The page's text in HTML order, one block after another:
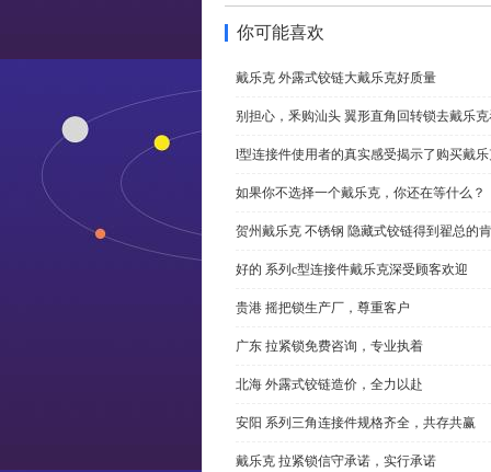
你可能喜欢
戴乐克 外露式铰链大戴乐克好质量
别担心，釆购汕头 翼形直角回转锁去戴乐
l型连接件使用者的真实感受揭示了购买戴
如果你不选择一个戴乐克，你还在等什么？
贺州戴乐克 不锈钢 隐藏式铰链得到翟总的
好的 系列c型连接件戴乐克深受顾客欢迎
贵港 摇把锁生产厂，尊重客户
广东 拉紧锁免费咨询，专业执着
北海 外露式铰链造价，全力以赴
安阳 系列三角连接件规格齐全，共存共赢
戴乐克 拉紧锁信守承诺，实行承诺